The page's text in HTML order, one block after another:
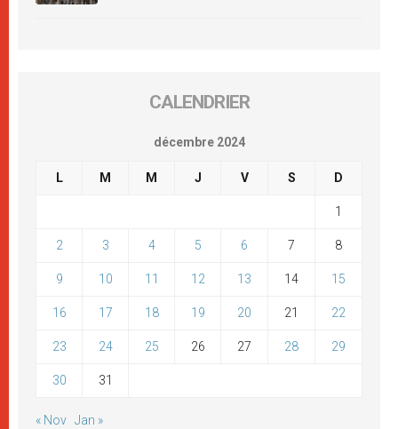
CALENDRIER
décembre 2024
L M M J V S D
1
2 3 4 5 6 7 8
9 10 11 12 13 14 15
16 17 18 19 20 21 22
23 24 25 26 27 28 29
30 31
« Nov Jan »